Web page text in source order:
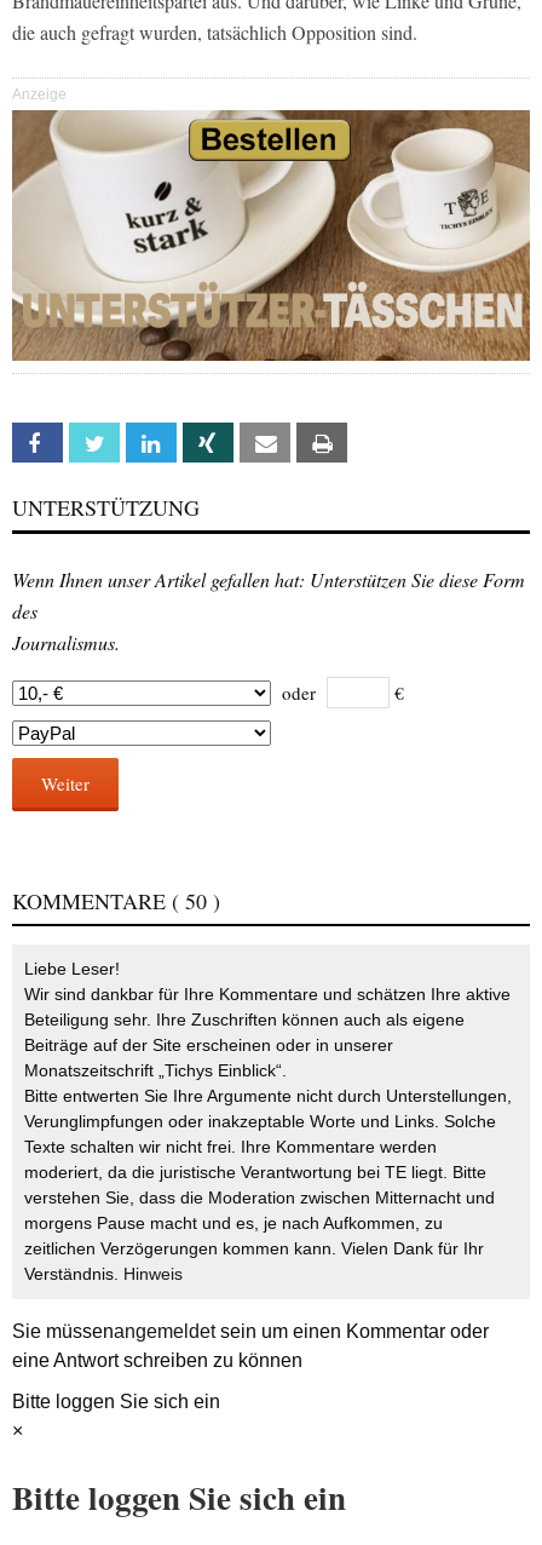
die auch gefragt wurden, tatsächlich Opposition sind.
Anzeige
Facebook Twitter Linkedin Xing Email
UNTERSTÜTZUNG
Wenn Ihnen unser Artikel gefallen hat: Unterstützen Sie diese Form
des
Journalismus.
oder €
Weiter
KOMMENTARE ( 50 )
Liebe Leser!
Wir sind dankbar für Ihre Kommentare und schätzen Ihre aktive
Beteiligung sehr. Ihre Zuschriften können auch als eigene
Beiträge auf der Site erscheinen oder in unserer
Monatszeitschrift „Tichys Einblick“.
Bitte entwerten Sie Ihre Argumente nicht durch Unterstellungen,
Verunglimpfungen oder inakzeptable Worte und Links. Solche
Texte schalten wir nicht frei. Ihre Kommentare werden
moderiert, da die juristische Verantwortung bei TE liegt. Bitte
verstehen Sie, dass die Moderation zwischen Mitternacht und
morgens Pause macht und es, je nach Aufkommen, zu
zeitlichen Verzögerungen kommen kann. Vielen Dank für Ihr
Verständnis. Hinweis
Sie müssenangemeldetsein um einen Kommentar oder
eine Antwort schreiben zu können
Bitte loggen Sie sich ein
×
Bitte loggen Sie sich ein